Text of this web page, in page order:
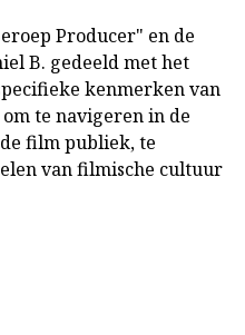
Producer" en de
B. gedeeld met het
kenmerken van
te navigeren in de
film publiek, te
van filmische cultuur